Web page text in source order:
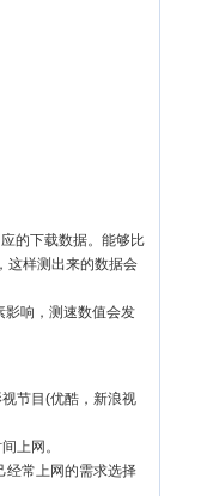
的下载数据。能够比
这样测出来的数据会
影响，测速数值会发
节目(优酷，新浪视
上网。
经常上网的需求选择